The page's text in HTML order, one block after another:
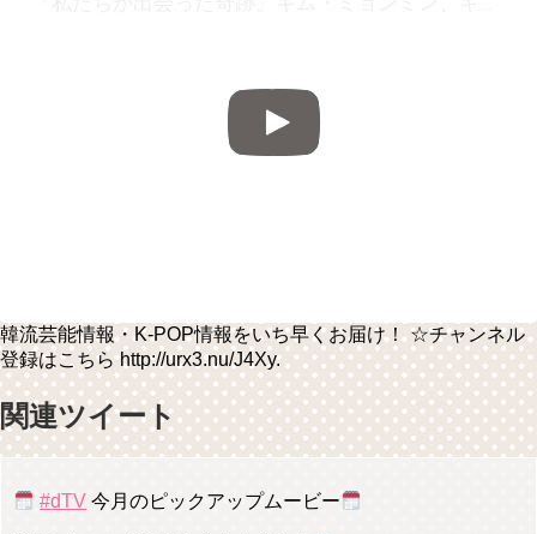
韓流芸能情報・K-POP情報をいち早くお届け！ ☆チャンネル
登録はこちら http://urx3.nu/J4Xy.
関連ツイート
#dTV 今月のピックアップムービー